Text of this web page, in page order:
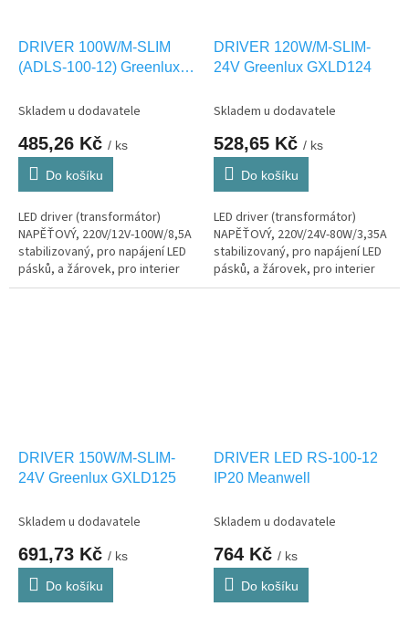
DRIVER 100W/M-SLIM
(ADLS-100-12) Greenlux
Skladem u dodavatele
485,26 Kč / ks
Do košíku
LED driver (transformátor)
NAPĚŤOVÝ, 220V/12V-100W/8,5A
stabilizovaný, pro napájení LED
pásků, a žárovek, pro interier
IP20
DRIVER 120W/M-SLIM-
24V Greenlux GXLD124
Skladem u dodavatele
528,65 Kč / ks
Do košíku
LED driver (transformátor)
NAPĚŤOVÝ, 220V/24V-80W/3,35A
stabilizovaný, pro napájení LED
pásků, a žárovek, pro interier
IP20
DRIVER 150W/M-SLIM-
24V Greenlux GXLD125
Skladem u dodavatele
691,73 Kč / ks
Do košíku
DRIVER LED RS-100-12
IP20 Meanwell
Skladem u dodavatele
764 Kč / ks
Do košíku